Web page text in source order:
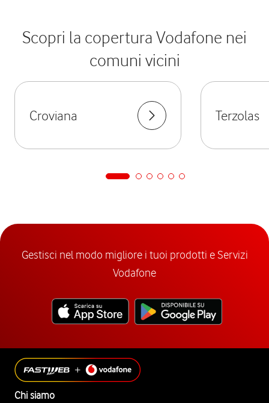
Scopri la copertura Vodafone nei
comuni vicini
Croviana Terzolas
Gestisci nel modo migliore i tuoi prodotti e Servizi
Vodafone
Chi siamo